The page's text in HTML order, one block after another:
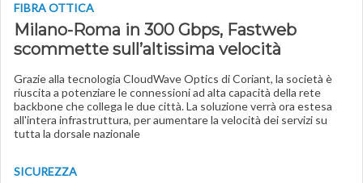
FIBRA OTTICA
Milano-Roma in 300 Gbps, Fastweb
scommette sull’altissima velocità
Grazie alla tecnologia CloudWave Optics di Coriant, la società è
riuscita a potenziare le connessioni ad alta capacità della rete
backbone che collega le due città. La soluzione verrà ora estesa
all'intera infrastruttura, per aumentare la velocità dei servizi su
tutta la dorsale nazionale
SICUREZZA